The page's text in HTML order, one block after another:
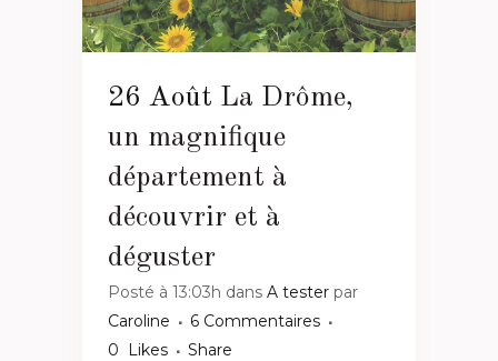
26 Août La Drôme,
un magnifique
département à
découvrir et à
déguster
Posté à 13:03h dans A tester par
Caroline
6 Commentaires
0
Likes Share